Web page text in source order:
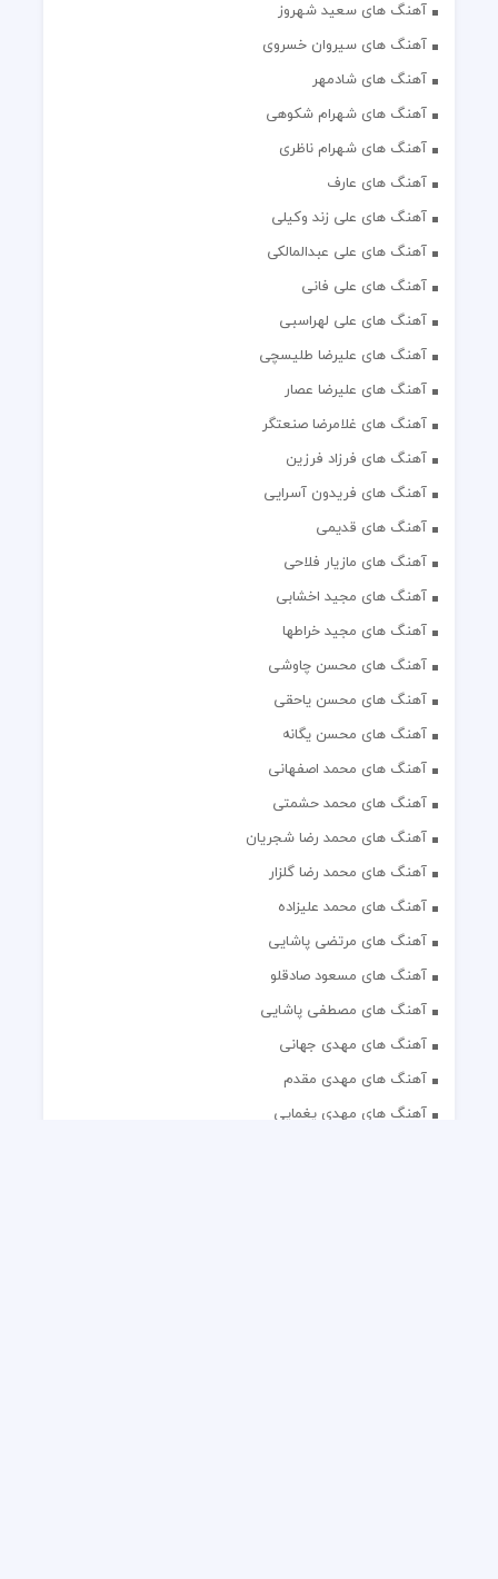
آهنگ های سعید شهروز
آهنگ های سیروان خسروی
آهنگ های شادمهر
آهنگ های شهرام شکوهی
آهنگ های شهرام ناظری
آهنگ های عارف
آهنگ های علی زند وکیلی
آهنگ های علی عبدالمالکی
آهنگ های علی فانی
آهنگ های علی لهراسبی
آهنگ های علیرضا طلیسچی
آهنگ های علیرضا عصار
آهنگ های غلامرضا صنعتگر
آهنگ های فرزاد فرزین
آهنگ های فریدون آسرایی
آهنگ های قدیمی
آهنگ های مازیار فلاحی
آهنگ های مجید اخشابی
آهنگ های مجید خراطها
آهنگ های محسن چاوشی
آهنگ های محسن یاحقی
آهنگ های محسن یگانه
آهنگ های محمد اصفهانی
آهنگ های محمد حشمتی
آهنگ های محمد رضا شجریان
آهنگ های محمد رضا گلزار
آهنگ های محمد علیزاده
آهنگ های مرتضی پاشایی
آهنگ های مسعود صادقلو
آهنگ های مصطفی پاشایی
آهنگ های مهدی جهانی
آهنگ های مهدی مقدم
آهنگ های مهدی یغمایی